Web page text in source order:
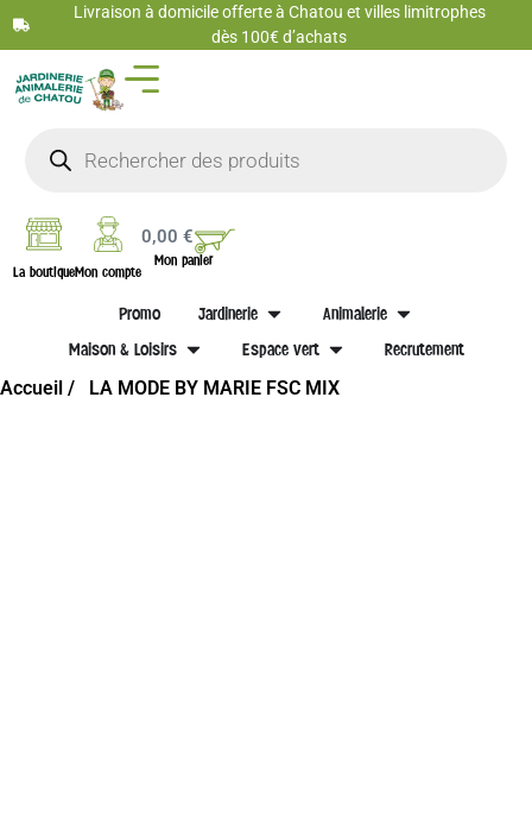
Livraison à domicile offerte à Chatou et villes limitrophes
dès 100€ d’achats
La boutiqueMon compte
0,00€
Mon panier
Promo Jardinerie
Animalerie
Maison & Loisirs
Espace vert Recrutement
Accueil / LA MODE BY MARIE FSC MIX